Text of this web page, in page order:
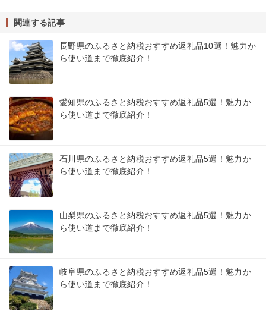
関連する記事
長野県のふるさと納税おすすめ返礼品10選！魅力か
ら使い道まで徹底紹介！
愛知県のふるさと納税おすすめ返礼品5選！魅力か
ら使い道まで徹底紹介！
石川県のふるさと納税おすすめ返礼品5選！魅力か
ら使い道まで徹底紹介！
山梨県のふるさと納税おすすめ返礼品5選！魅力か
ら使い道まで徹底紹介！
岐阜県のふるさと納税おすすめ返礼品5選！魅力か
ら使い道まで徹底紹介！